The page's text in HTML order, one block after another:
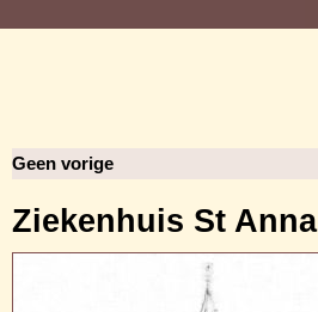
Geen vorige
Ziekenhuis St Anna